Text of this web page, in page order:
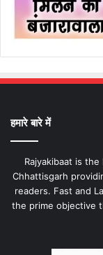
हमारे बारे में
Rajyakibaat is
Chhattisgarh
readers. Fast and
the prime objective